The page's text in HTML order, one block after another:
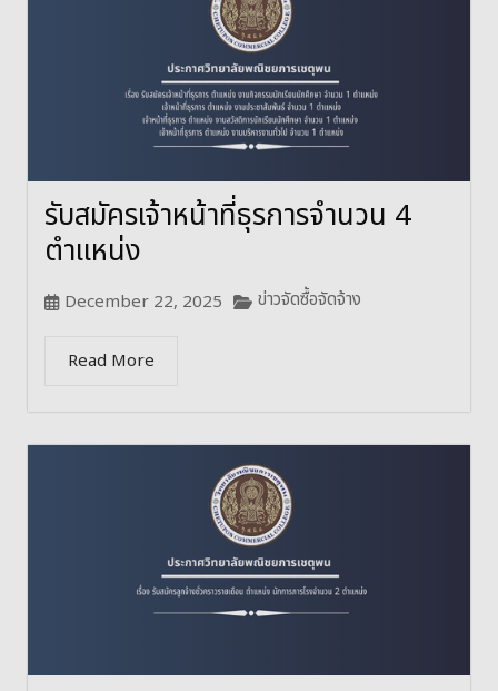
รับสมัครเจ้าหน้าที่ธุรการจำนวน 4
ตำแหน่ง
December 22, 2025 ข่าวจัดซื้อจัดจ้าง
Read More